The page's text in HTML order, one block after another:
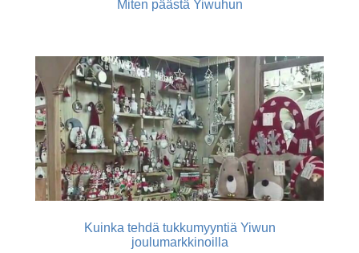
Miten päästä Yiwuhun
Kuinka tehdä tukkumyyntiä Yiwun
joulumarkkinoilla